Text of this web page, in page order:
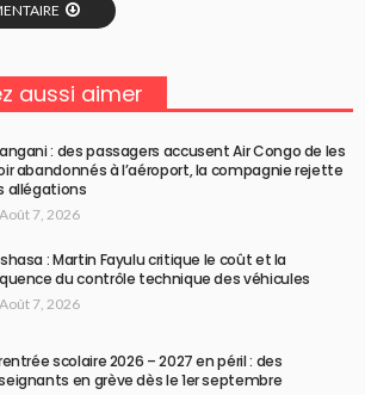
aussi aimer
: des passagers accusent Air Congo de les
abandonnés à l’aéroport, la compagnie rejette
allégations
Août 7, 2026
: Martin Fayulu critique le coût et la
du contrôle technique des véhicules
Août 7, 2026
scolaire 2026 – 2027 en péril : des
en grève dès le 1er septembre